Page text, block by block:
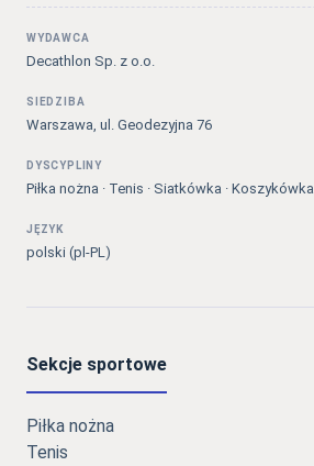
WYDAWCA
Decathlon Sp. z o.o.
SIEDZIBA
Warszawa, ul. Geodezyjna 76
DYSCYPLINY
Piłka nożna · Tenis · Siatkówka · Koszykówka
JĘZYK
polski (pl-PL)
Sekcje sportowe
Piłka nożna
Tenis